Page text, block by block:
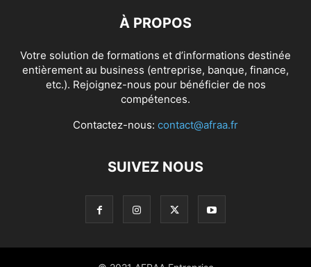
À PROPOS
Votre solution de formations et d’informations destinée
entièrement au business (entreprise, banque, finance,
etc.). Rejoignez-nous pour bénéficier de nos
compétences.
Contactez-nous: contact@afraa.fr
SUIVEZ NOUS